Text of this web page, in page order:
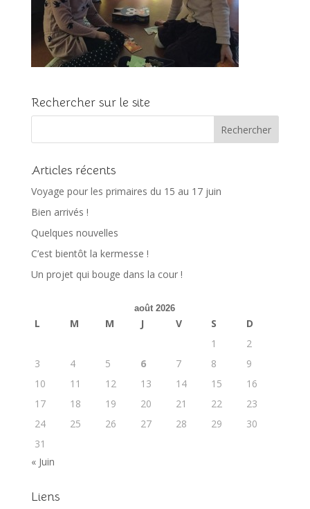
Rechercher sur le site
Articles récents
Voyage pour les primaires du 15 au 17 juin
Bien arrivés !
Quelques nouvelles
C’est bientôt la kermesse !
Un projet qui bouge dans la cour !
août 2026
L M M J V S
D
1
2
3
4 5 6 7 8
9
10
11 12 13 14 15
16
17
18 19 20 21 22
23
24
25 26 27 28 29
30
31
« Juin
Liens